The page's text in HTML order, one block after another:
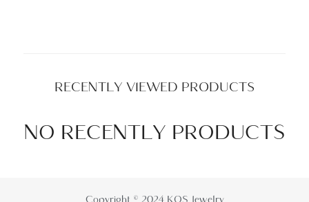
RECENTLY VIEWED PRODUCTS
NO RECENTLY PRODUCTS
Copyright © 2024 KOS Jewelry